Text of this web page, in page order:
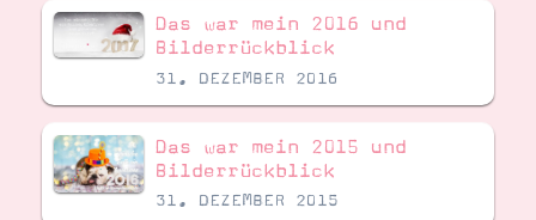
KontaktDas war mein 2016 und
Bilderrückblick
31. DEZEMBER 2016
Das war mein 2015 und
Bilderrückblick
31. DEZEMBER 2015